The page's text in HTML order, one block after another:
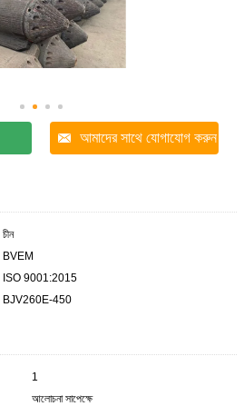
আমাদের সাথে যোগাযোগ করুন
চীন
BVEM
ISO 9001:2015
BJV260E-450
1
আলোচনা সাপেক্ষে